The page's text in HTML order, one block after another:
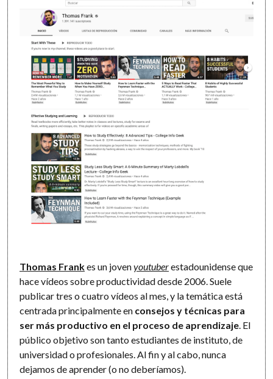
Thomas Frankes un jovenyoutuberestadounidense que
hace vídeos sobre productividad desde 2006. Suele
publicar tres o cuatro vídeos al mes, y la temática está
centrada principalmente en consejos y técnicas para
ser más productivo en el proceso de aprendizaje. El
público objetivo son tanto estudiantes de instituto, de
universidad o profesionales. Al fin y al cabo, nunca
dejamos de aprender (o no deberíamos).